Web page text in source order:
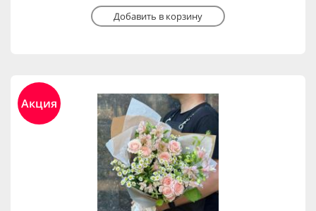
Добавить в корзину
Акция